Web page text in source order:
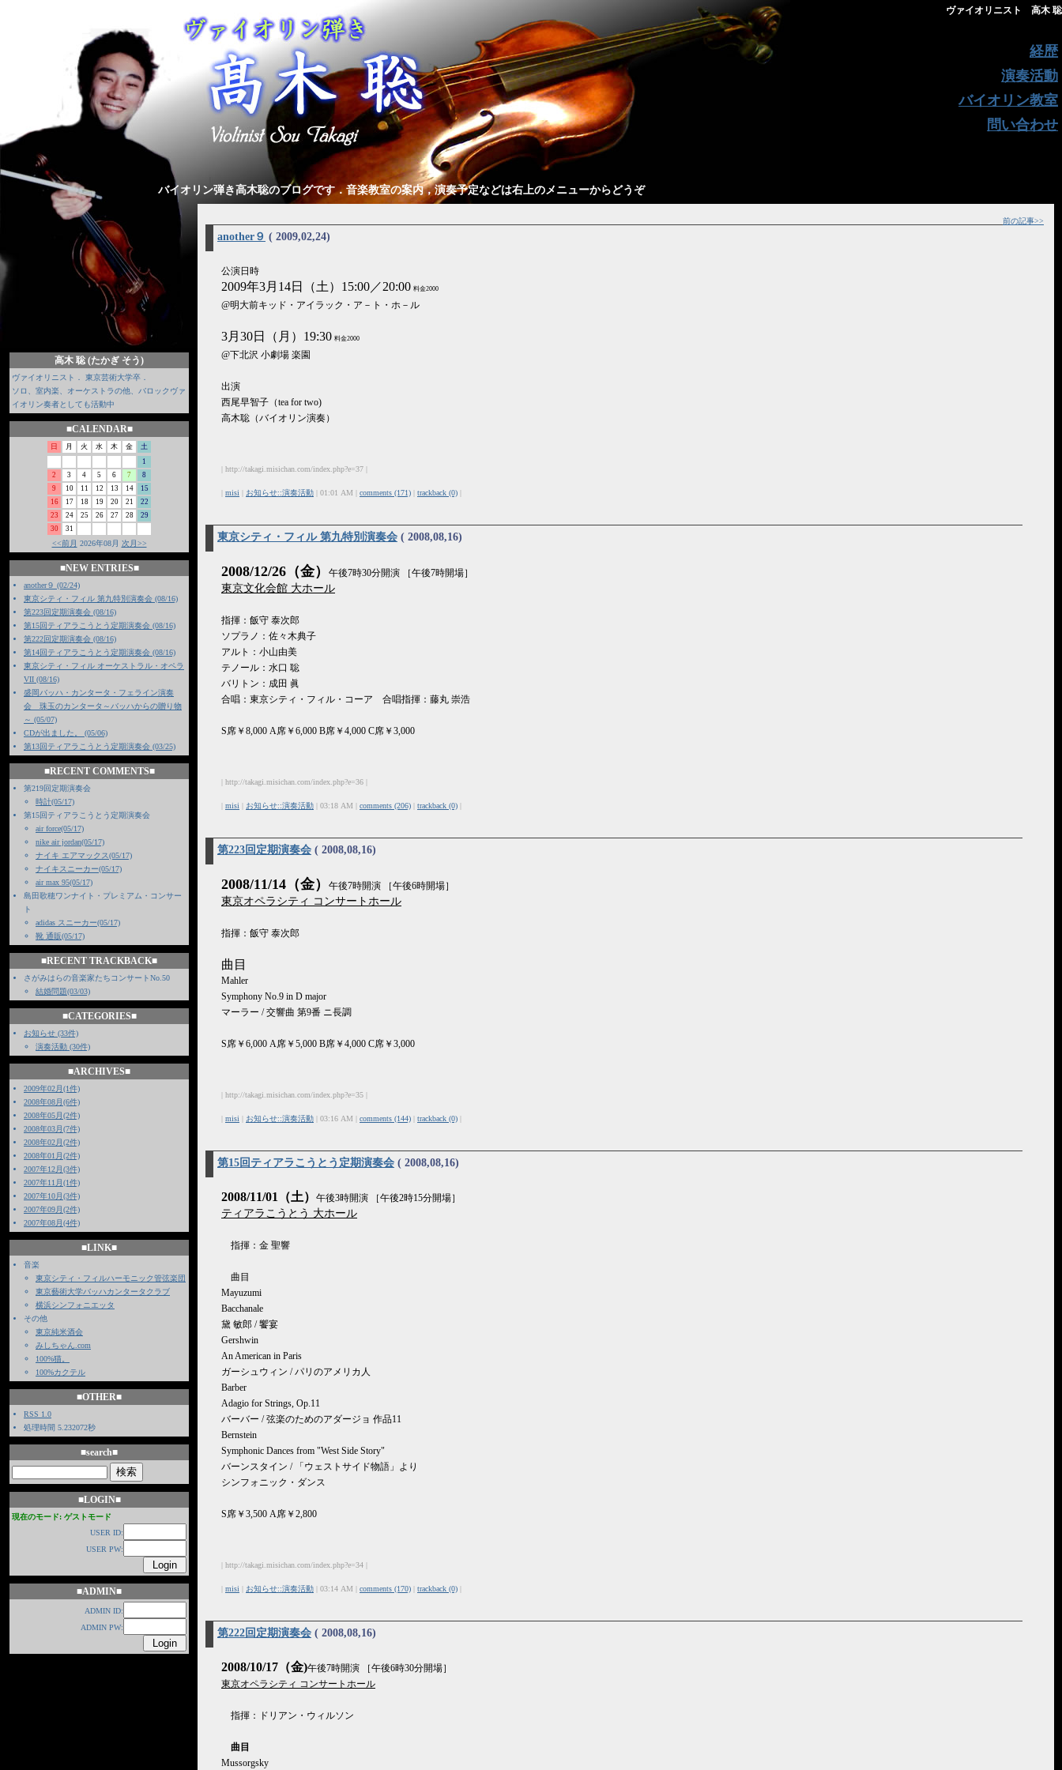
ヴァイオリニスト 高木 聡
経歴
演奏活動
バイオリン教室
問い合わせ
バイオリン弾き高木聡のブログです．音楽教室の案内，演奏予定などは右上のメニューからどうぞ
高木 聡 (たかぎ そう)
ヴァイオリニスト． 東京芸術大学卒．
ソロ、室内楽、オーケストラの他、バロックヴァ
イオリン奏者としても活動中
■CALENDAR■
日 月 火 水 木 金
土
1
2
3 4 5 6 7
8
9
10 11 12 13 14
15
16
17 18 19 20 21
22
23
24 25 26 27 28
29
30
31
<<前月 2026年08月 次月>>
■NEW ENTRIES■
another９ (02/24)
東京シティ・フィル 第九特別演奏会 (08/16)
第223回定期演奏会 (08/16)
第15回ティアラこうとう定期演奏会 (08/16)
第222回定期演奏会 (08/16)
第14回ティアラこうとう定期演奏会 (08/16)
東京シティ・フィル オーケストラル・オペラ
VII (08/16)
盛岡バッハ・カンタータ・フェライン演奏
会 珠玉のカンタータ～バッハからの贈り物
～ (05/07)
CDが出ました。 (05/06)
第13回ティアラこうとう定期演奏会 (03/25)
■RECENT COMMENTS■
第219回定期演奏会
時計(05/17)
第15回ティアラこうとう定期演奏会
air force(05/17)
nike air jordan(05/17)
ナイキ エアマックス(05/17)
ナイキスニーカー(05/17)
air max 95(05/17)
島田歌穂ワンナイト・プレミアム・コンサー
ト
adidas スニーカー(05/17)
靴 通販(05/17)
■RECENT TRACKBACK■
さがみはらの音楽家たちコンサートNo.50
結婚問題(03/03)
■CATEGORIES■
お知らせ (33件)
演奏活動 (30件)
■ARCHIVES■
2009年02月(1件)
2008年08月(6件)
2008年05月(2件)
2008年03月(7件)
2008年02月(2件)
2008年01月(2件)
2007年12月(3件)
2007年11月(1件)
2007年10月(3件)
2007年09月(2件)
2007年08月(4件)
■LINK■
音楽
東京シティ・フィルハーモニック管弦楽団
東京藝術大学バッハカンタータクラブ
横浜シンフォニエッタ
その他
東京純米酒会
みしちゃん.com
100%猫。
100%カクテル
■OTHER■
RSS 1.0
処理時間 5.232072秒
■search■
■LOGIN■
現在のモード: ゲストモード
USER ID:
USER PW:
■ADMIN■
ADMIN ID:
ADMIN PW:
前の記事>>
another９ ( 2009,02,24)
公演日時
2009年3月14日（土）15:00／20:00 料金2000
@明大前キッド・アイラック・ア－ト・ホ－ル
3月30日（月）19:30 料金2000
@下北沢 小劇場 楽園
出演
西尾早智子（tea for two)
高木聡（バイオリン演奏）
| http://takagi.misichan.com/index.php?e=37 |
misi お知らせ::演奏活動 | 01:01 AM | comments (171) trackback (0)
東京シティ・フィル 第九特別演奏会 ( 2008,08,16)
2008/12/26（金） 午後7時30分開演 ［午後7時開場］
東京文化会館 大ホール
指揮：飯守 泰次郎
ソプラノ：佐々木典子
アルト：小山由美
テノール：水口 聡
バリトン：成田 眞
合唱：東京シティ・フィル・コーア 合唱指揮：藤丸 崇浩
S席￥8,000 A席￥6,000 B席￥4,000 C席￥3,000
| http://takagi.misichan.com/index.php?e=36 |
misi お知らせ::演奏活動 | 03:18 AM | comments (206) trackback (0)
第223回定期演奏会 ( 2008,08,16)
2008/11/14（金） 午後7時開演 ［午後6時開場］
東京オペラシティ コンサートホール
指揮：飯守 泰次郎
曲目
Mahler
Symphony No.9 in D major
マーラー / 交響曲 第9番 ニ長調
S席￥6,000 A席￥5,000 B席￥4,000 C席￥3,000
| http://takagi.misichan.com/index.php?e=35 |
misi お知らせ::演奏活動 | 03:16 AM | comments (144) trackback (0)
第15回ティアラこうとう定期演奏会 ( 2008,08,16)
2008/11/01（土） 午後3時開演 ［午後2時15分開場］
ティアラこうとう 大ホール
指揮：金 聖響
曲目
Mayuzumi
Bacchanale
黛 敏郎 / 饗宴
Gershwin
An American in Paris
ガーシュウィン / パリのアメリカ人
Barber
Adagio for Strings, Op.11
バーバー / 弦楽のためのアダージョ 作品11
Bernstein
Symphonic Dances from "West Side Story"
バーンスタイン / 「ウェストサイド物語」より
シンフォニック・ダンス
S席￥3,500 A席￥2,800
| http://takagi.misichan.com/index.php?e=34 |
misi お知らせ::演奏活動 | 03:14 AM | comments (170) trackback (0)
第222回定期演奏会 ( 2008,08,16)
2008/10/17（金)午後7時開演 ［午後6時30分開場］
東京オペラシティ コンサートホール
指揮：ドリアン・ウィルソン
曲目
Mussorgsky